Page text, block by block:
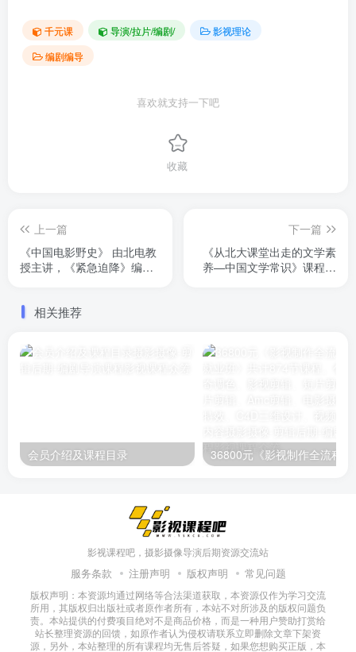
千元课 导演/拉片/编剧/
影视理论
编剧编导
喜欢就支持一下吧
收藏
上一篇
《中国电影野史》 由北电教
授主讲，《紧急迫降》编
计13节，已完结
下一篇
《从北大课堂出走的文学素
养—中国文学常识》课程共
相关推荐
会员介绍及课程目录
影视课程吧，摄影摄像导演后期资源交流站
服务条款 注册声明 版权声明 常见问题
版权声明：本资源均通过网络等合法渠道获取，本资源仅作为学习交流
所用，其版权归出版社或者原作者所有，本站不对所涉及的版权问题负
责。本站提供的付费项目绝对不是商品价格，而是一种用户赞助打赏给
站长整理资源的回馈，如原作者认为侵权请联系立即删除文章下架资
源，另外，本站整理的所有课程均无售后答疑，如果您想购买正版，本